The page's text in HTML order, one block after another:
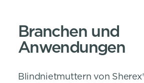
Branchen und
Anwendungen
Blindnietmuttern von